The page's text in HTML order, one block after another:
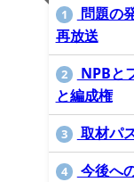
1
問題の
再放送
2
NPBと
と編成権
3 取材パ
4
今後へ